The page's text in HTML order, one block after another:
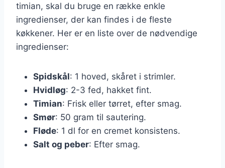
timian, skal du bruge en række enkle
ingredienser, der kan findes i de fleste
køkkener. Her er en liste over de nødvendige
ingredienser:
Spidskål: 1 hoved, skåret i strimler.
Hvidløg: 2-3 fed, hakket fint.
Timian: Frisk eller tørret, efter smag.
Smør: 50 gram til sautering.
Fløde: 1 dl for en cremet konsistens.
Salt og peber: Efter smag.